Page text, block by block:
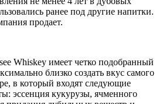
ранее под другие напитки.
продает.
Whiskey имеет четко подобранный
близко создать вкус самого
в который входят следующие
эссенция кукурузы, ячменного